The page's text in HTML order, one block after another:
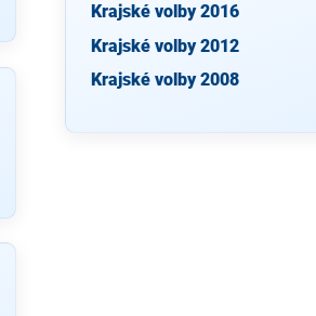
Krajské volby 2016
Krajské volby 2012
Krajské volby 2008